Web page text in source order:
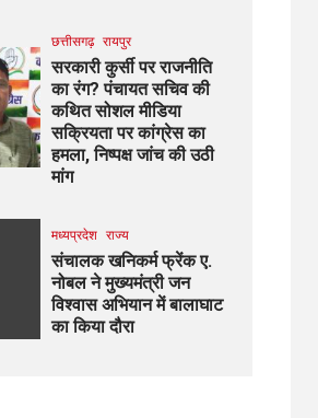
छत्तीसगढ़ रायपुर
सरकारी कुर्सी पर राजनीति
का रंग? पंचायत सचिव की
कथित सोशल मीडिया
सक्रियता पर कांग्रेस का
हमला, निष्पक्ष जांच की उठी
मांग
मध्यप्रदेश राज्य
संचालक खनिकर्म फ्रेंक ए.
नोबल ने मुख्यमंत्री जन
विश्वास अभियान में बालाघाट
का किया दौरा